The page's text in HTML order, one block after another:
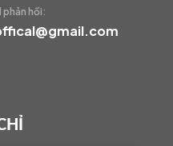
phản hồi: